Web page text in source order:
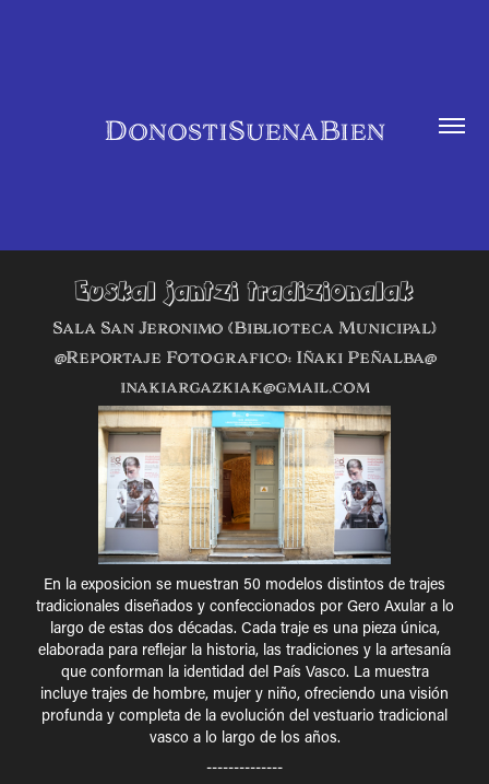
DonostiSuenaBien
Euskal jantzi tradizionalak
Sala San Jeronimo (Biblioteca Municipal)
@Reportaje Fotografico: Iñaki Peñalba@
inakiargazkiak@gmail.com
En la exposicion se muestran 50 modelos distintos de trajes
tradicionales diseñados y confeccionados por Gero Axular a lo
largo de estas dos décadas. Cada traje es una pieza única,
elaborada para reflejar la historia, las tradiciones y la artesanía
que conforman la identidad del País Vasco. La muestra
incluye trajes de hombre, mujer y niño, ofreciendo una visión
profunda y completa de la evolución del vestuario tradicional
vasco a lo largo de los años.
--------------